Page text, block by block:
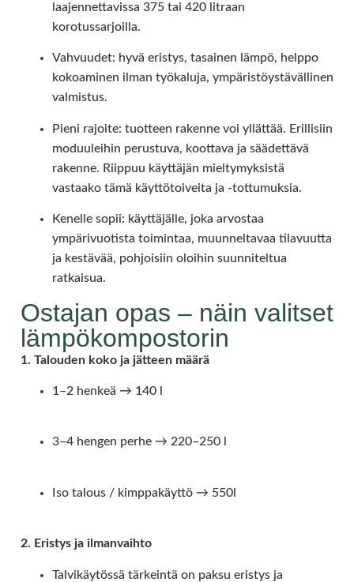
laajennettavissa 375 tai 420 litraan
korotussarjoilla.
Vahvuudet: hyvä eristys, tasainen lämpö, helppo
kokoaminen ilman työkaluja, ympäristöystävällinen
valmistus.
Pieni rajoite: tuotteen rakenne voi yllättää. Erillisiin
moduuleihin perustuva, koottava ja säädettävä
rakenne. Riippuu käyttäjän mieltymyksistä
vastaako tämä käyttötoiveita ja -tottumuksia.
Kenelle sopii: käyttäjälle, joka arvostaa
ympärivuotista toimintaa, muunneltavaa tilavuutta
ja kestävää, pohjoisiin oloihin suunniteltua
ratkaisua.
Ostajan opas – näin valitset
lämpökompostorin
1. Talouden koko ja jätteen määrä
1–2 henkeä → 140 l
3–4 hengen perhe → 220–250 l
Iso talous / kimppakäyttö → 550l
2. Eristys ja ilmanvaihto
Talvikäytössä tärkeintä on paksu eristys ja